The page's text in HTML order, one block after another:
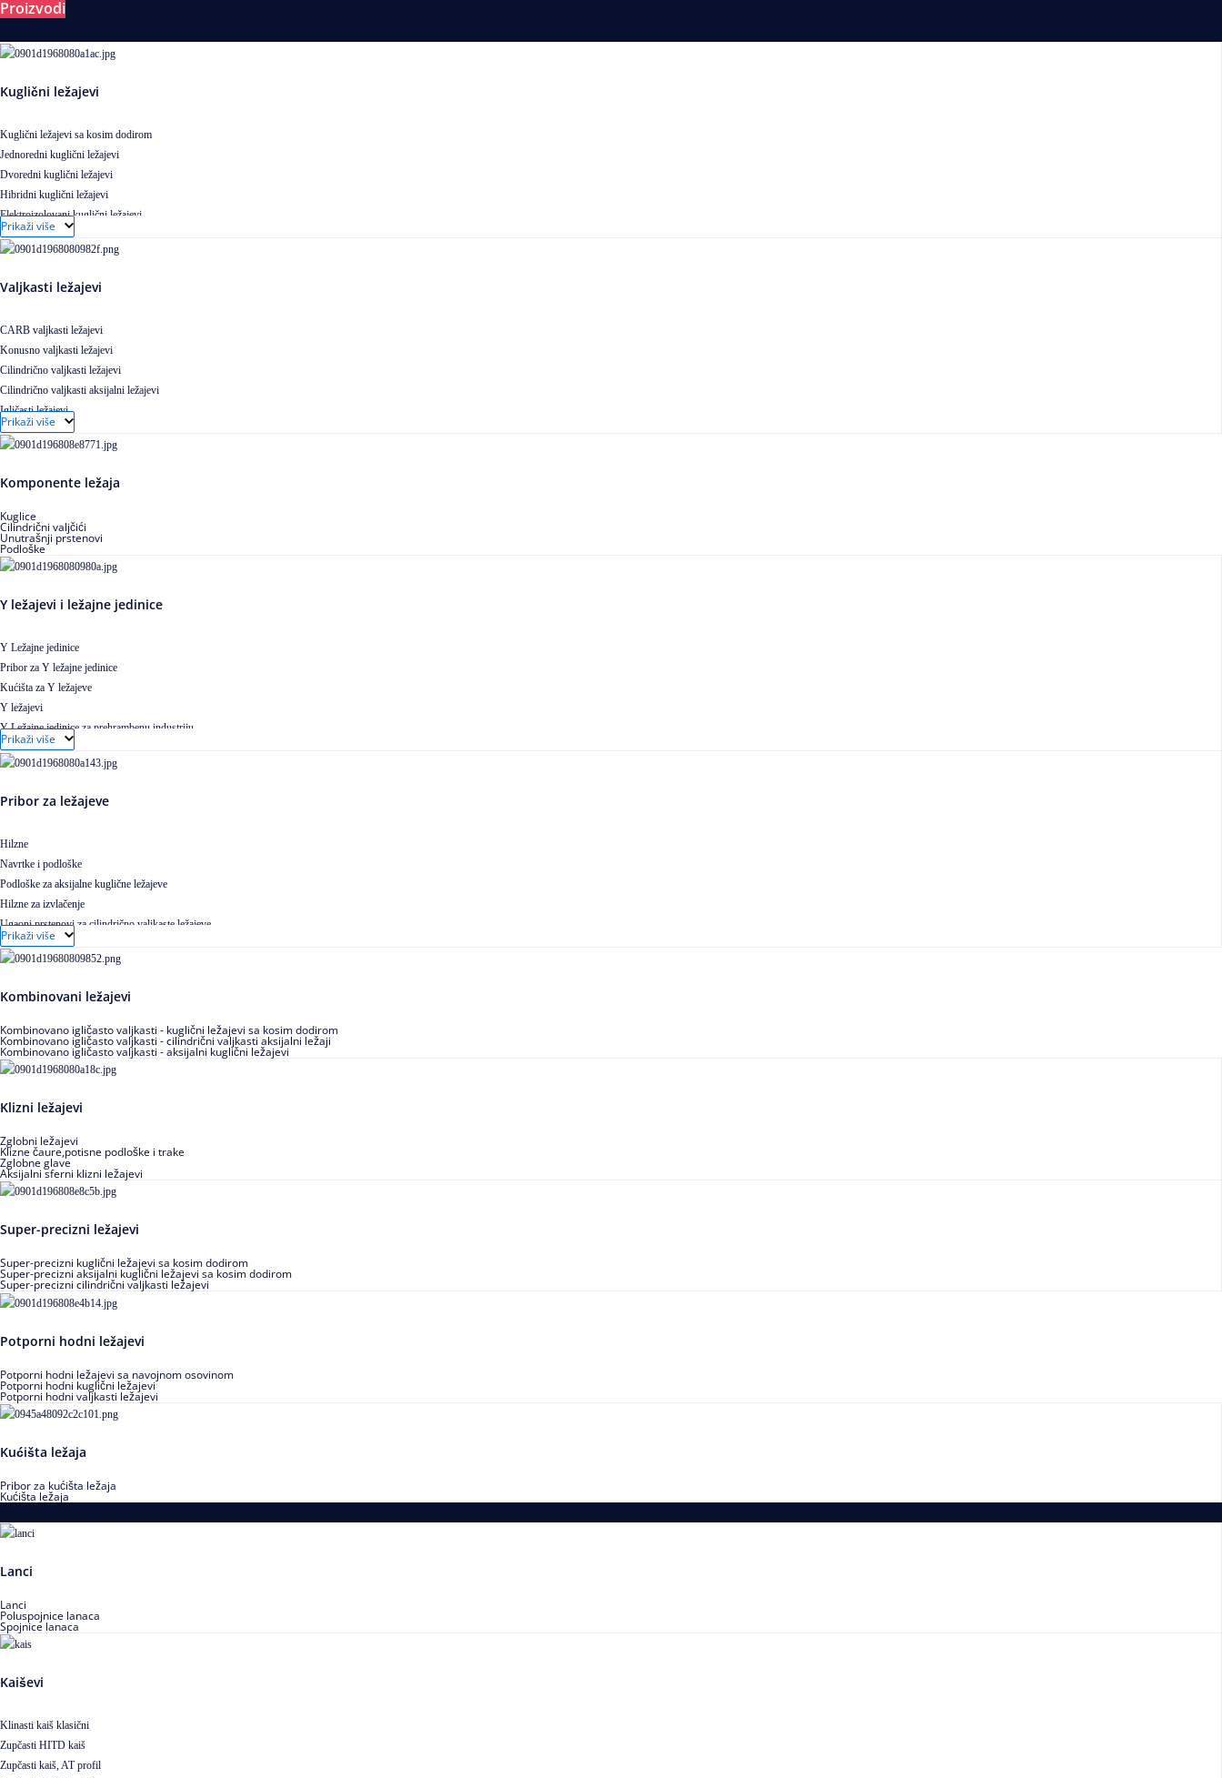
Proizvodi
Kuglični ležajevi
Kuglični ležajevi sa kosim dodirom
Jednoredni kuglični ležajevi
Dvoredni kuglični ležajevi
Hibridni kuglični ležajevi
Elektroizolovani kuglični ležajevi
Samopodesivi kuglični ležajevi
Aksijalni kuglični ležajevi
Prikaži više
Valjkasti ležajevi
CARB valjkasti ležajevi
Konusno valjkasti ležajevi
Cilindrično valjkasti ležajevi
Cilindrično valjkasti aksijalni ležajevi
Igličasti ležajevi
Igličasti aksijalni ležajevi
Buričasti ležajevi
Buričasti aksijalni ležajevi
Prikaži više
Komponente ležaja
Kuglice
Cilindrični valjčići
Unutrašnji prstenovi
Podloške
Y ležajevi i ležajne jedinice
Y Ležajne jedinice
Pribor za Y ležajne jedinice
Kućišta za Y ležajeve
Y ležajevi
Y Ležajne jedinice za prehrambenu industriju
Ležajne jedinice sa valjkastim ležajevima
Prikaži više
Pribor za ležajeve
Hilzne
Navrtke i podloške
Podloške za aksijalne kuglične ležajeve
Hilzne za izvlačenje
Ugaoni prstenovi za cilindrično valjkaste ležajeve
Prikaži više
Kombinovani ležajevi
Kombinovano igličasto valjkasti - kuglični ležajevi sa kosim dodirom
Kombinovano igličasto valjkasti - cilindrični valjkasti aksijalni ležaji
Kombinovano igličasto valjkasti - aksijalni kuglični ležajevi
Klizni ležajevi
Zglobni ležajevi
Klizne čaure,potisne podloške i trake
Zglobne glave
Aksijalni sferni klizni ležajevi
Super-precizni ležajevi
Super-precizni kuglični ležajevi sa kosim dodirom
Super-precizni aksijalni kuglični ležajevi sa kosim dodirom
Super-precizni cilindrični valjkasti ležajevi
Potporni hodni ležajevi
Potporni hodni ležajevi sa navojnom osovinom
Potporni hodni kuglični ležajevi
Potporni hodni valjkasti ležajevi
Kućišta ležaja
Pribor za kućišta ležaja
Kućišta ležaja
Lanci
Lanci
Poluspojnice lanaca
Spojnice lanaca
Kaiševi
Klinasti kaiš klasični
Zupčasti HITD kaiš
Zupčasti kaiš, AT profil